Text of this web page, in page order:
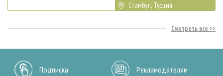
Стамбул, Турция
Смотреть все
Подписка Рекламодателям